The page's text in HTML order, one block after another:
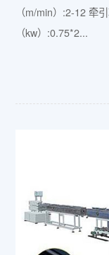
（m/min）:2-12 牵
（kw）:0.75*2...